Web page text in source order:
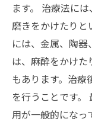
ます。 治療法に
磨きをかけたりと
には、金属、陶
は、麻酔をかけた
もあります。治療
を行うことです
用が一般的になっ